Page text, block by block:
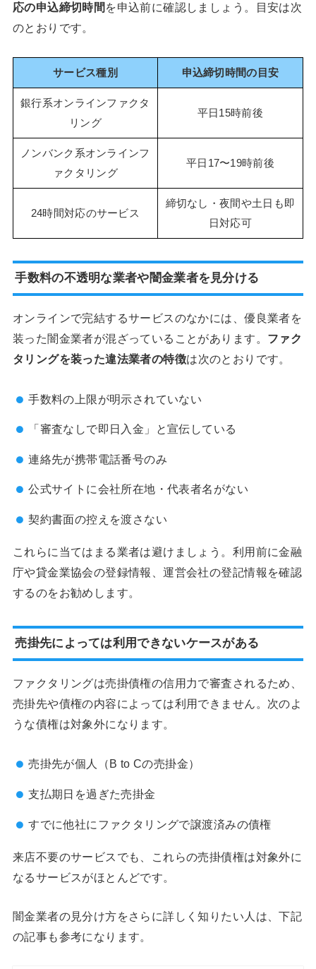
応の申込締切時間 を申込前に確認しましょう。目安は次
のとおりです。
サービス種別 申込締切時間の目安
銀行系オンラインファクタ
リング
平日15時前後
ノンバンク系オンラインフ
ァクタリング
平日17〜19時前後
24時間対応のサービス
締切なし・夜間や土日も即
日対応可
手数料の不透明な業者や闇金業者を見分ける
オンラインで完結するサービスのなかには、優良業者を
装った闇金業者が混ざっていることがあります。 ファク
タリングを装った違法業者の特徴は次のとおりです。
手数料の上限が明示されていない
「審査なしで即日入金」と宣伝している
連絡先が携帯電話番号のみ
公式サイトに会社所在地・代表者名がない
契約書面の控えを渡さない
これらに当てはまる業者は避けましょう。利用前に金融
庁や貸金業協会の登録情報、運営会社の登記情報を確認
するのをお勧めします。
売掛先によっては利用できないケースがある
ファクタリングは売掛債権の信用力で審査されるため、
売掛先や債権の内容によっては利用できません。次のよ
うな債権は対象外になります。
売掛先が個人（B to Cの売掛金）
支払期日を過ぎた売掛金
すでに他社にファクタリングで譲渡済みの債権
来店不要のサービスでも、これらの売掛債権は対象外に
なるサービスがほとんどです。
闇金業者の見分け方をさらに詳しく知りたい人は、下記
の記事も参考になります。